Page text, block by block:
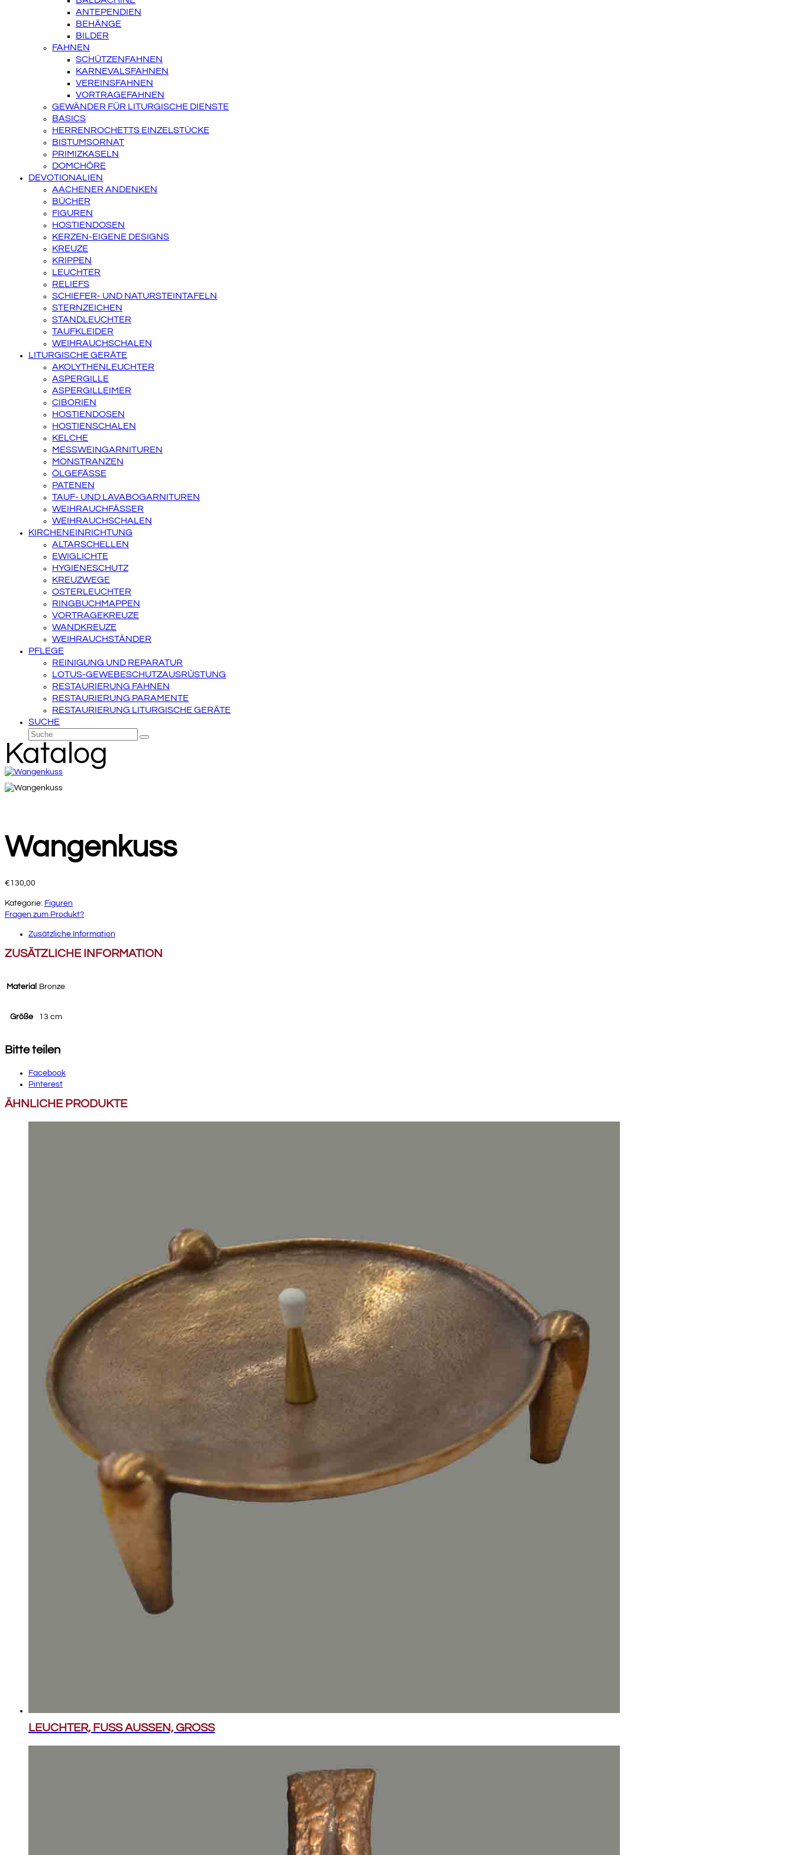
ANTEPENDIEN
BEHÄNGE
BILDER
FAHNEN
SCHÜTZENFAHNEN
KARNEVALSFAHNEN
VEREINSFAHNEN
VORTRAGEFAHNEN
GEWÄNDER FÜR LITURGISCHE DIENSTE
BASICS
HERRENROCHETTS EINZELSTÜCKE
BISTUMSORNAT
PRIMIZKASELN
DOMCHÖRE
DEVOTIONALIEN
AACHENER ANDENKEN
BÜCHER
FIGUREN
HOSTIENDOSEN
KERZEN-EIGENE DESIGNS
KREUZE
KRIPPEN
LEUCHTER
RELIEFS
SCHIEFER- UND NATURSTEINTAFELN
STERNZEICHEN
STANDLEUCHTER
TAUFKLEIDER
WEIHRAUCHSCHALEN
LITURGISCHE GERÄTE
AKOLYTHENLEUCHTER
ASPERGILLE
ASPERGILLEIMER
CIBORIEN
HOSTIENDOSEN
HOSTIENSCHALEN
KELCHE
MESSWEINGARNITUREN
MONSTRANZEN
ÖLGEFÄSSE
PATENEN
TAUF- UND LAVABOGARNITUREN
WEIHRAUCHFÄSSER
WEIHRAUCHSCHALEN
KIRCHENEINRICHTUNG
ALTARSCHELLEN
EWIGLICHTE
HYGIENESCHUTZ
KREUZWEGE
OSTERLEUCHTER
RINGBUCHMAPPEN
VORTRAGEKREUZE
WANDKREUZE
WEIHRAUCHSTÄNDER
PFLEGE
REINIGUNG UND REPARATUR
LOTUS-GEWEBESCHUTZAUSRÜSTUNG
RESTAURIERUNG FAHNEN
RESTAURIERUNG PARAMENTE
RESTAURIERUNG LITURGISCHE GERÄTE
SUCHE
Suche
Senden
Katalog
Wangenkuss
€130,00
Kategorie: Figuren
Fragen zum Produkt?
Zusätzliche Information
ZUSÄTZLICHE INFORMATION
Material Bronze
Größe 13 cm
Bitte teilen
Facebook
Pinterest
ÄHNLICHE PRODUKTE
LEUCHTER, FUSS AUSSEN, GROSS